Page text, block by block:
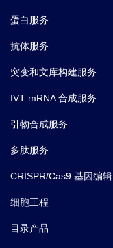
蛋白服务
抗体服务
突变和文库构建服务
IVT mRNA 合成服务
引物合成服务
多肽服务
CRISPR/Cas9 基因编辑
细胞工程
目录产品